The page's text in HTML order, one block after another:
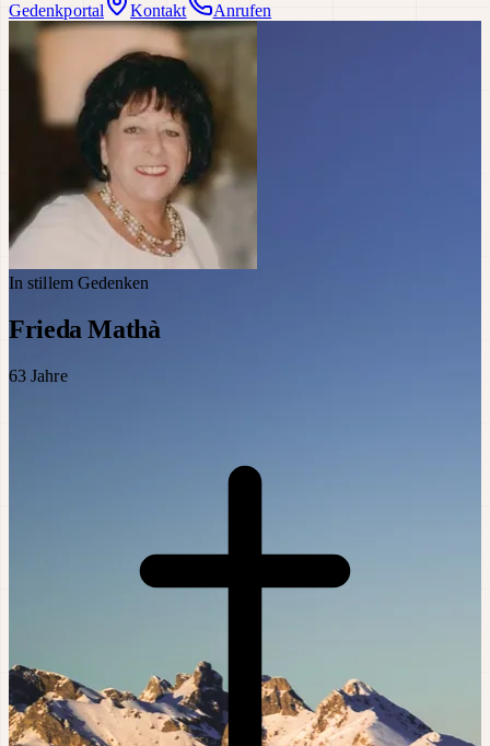
Gedenkportal Kontakt Anrufen
In stillem Gedenken
Frieda Mathà
63 Jahre